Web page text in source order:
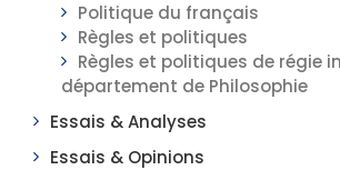
Politique du français
Règles et politiques
Règles et politiques de régie
département de Philosophie
Essais & Analyses
Essais & Opinions